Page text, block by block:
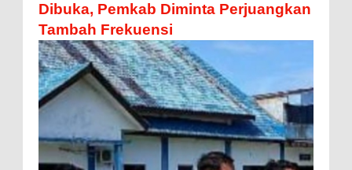
Dibuka, Pemkab Diminta Perjuangkan
Tambah Frekuensi